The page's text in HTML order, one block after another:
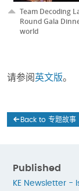
Team Decoding
Round Gala
world
请参阅 英文版。
Back to 专题故事
Published
KE Newsletter -